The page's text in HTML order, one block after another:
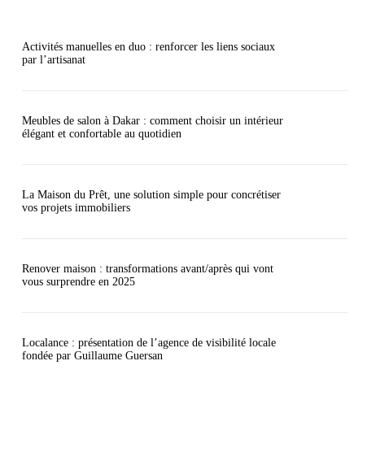
Activités manuelles en duo : renforcer les liens sociaux
par l’artisanat
Meubles de salon à Dakar : comment choisir un intérieur
élégant et confortable au quotidien
La Maison du Prêt, une solution simple pour concrétiser
vos projets immobiliers
Renover maison : transformations avant/après qui vont
vous surprendre en 2025
Localance : présentation de l’agence de visibilité locale
fondée par Guillaume Guersan